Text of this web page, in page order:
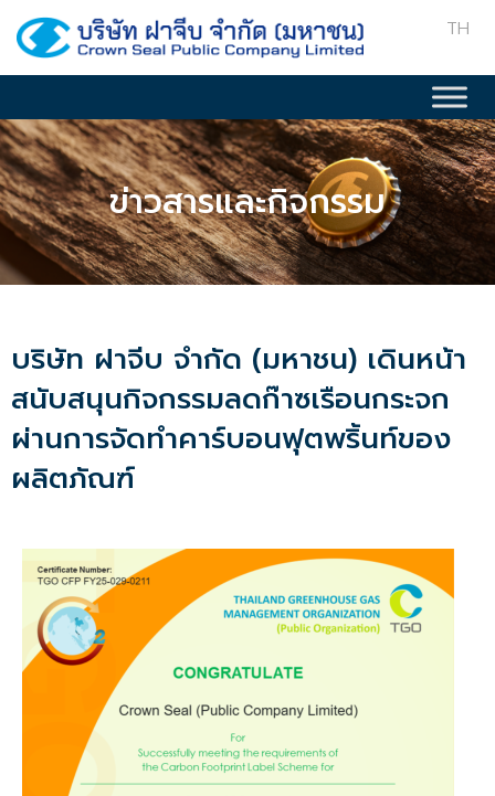
TH
ข่าวสารและกิจกรรม
บริษัท ฝาจีบ จำกัด (มหาชน) เดินหน้า
สนับสนุนกิจกรรมลดก๊าซเรือนกระจก
ผ่านการจัดทำคาร์บอนฟุตพริ้นท์ของ
ผลิตภัณฑ์